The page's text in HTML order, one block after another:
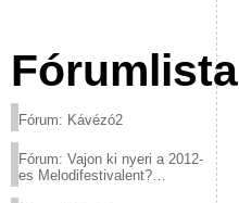
Fórumlista
Fórum: Kávézó2
Fórum: Vajon ki nyeri a 2012-
es Melodifestivalent?